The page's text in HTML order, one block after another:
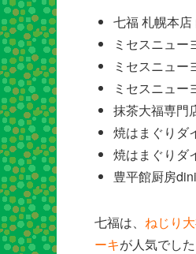
七福 札幌本店
ミセスニュー
ミセスニュー
ミセスニュー
抹茶大福専門
焼はまぐりダ
焼はまぐりダ
豊平館厨房
七福は、 ねじり
ーキが人気でした